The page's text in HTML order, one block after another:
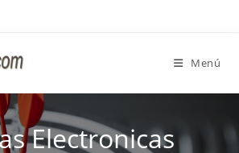
Menú
Electronicas